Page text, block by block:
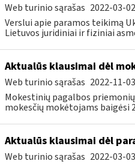
Web turinio sąrašas 2022-03-02
Verslui apie paramos teikimą
Lietuvos juridiniai ir fiziniai
Aktualūs klausimai dėl
Web turinio sąrašas 2022-11-03
Mokestinių pagalbos
mokesčių mokėtojams baigėsi
Aktualūs klausimai dėl
Web turinio sąrašas 2022-03-03